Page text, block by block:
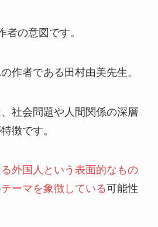
者の意図です。
作者である田村由美先生。
社会問題や人間関係の深層
徴です。
外国人という表面的なもの
ーマを象徴している可能性